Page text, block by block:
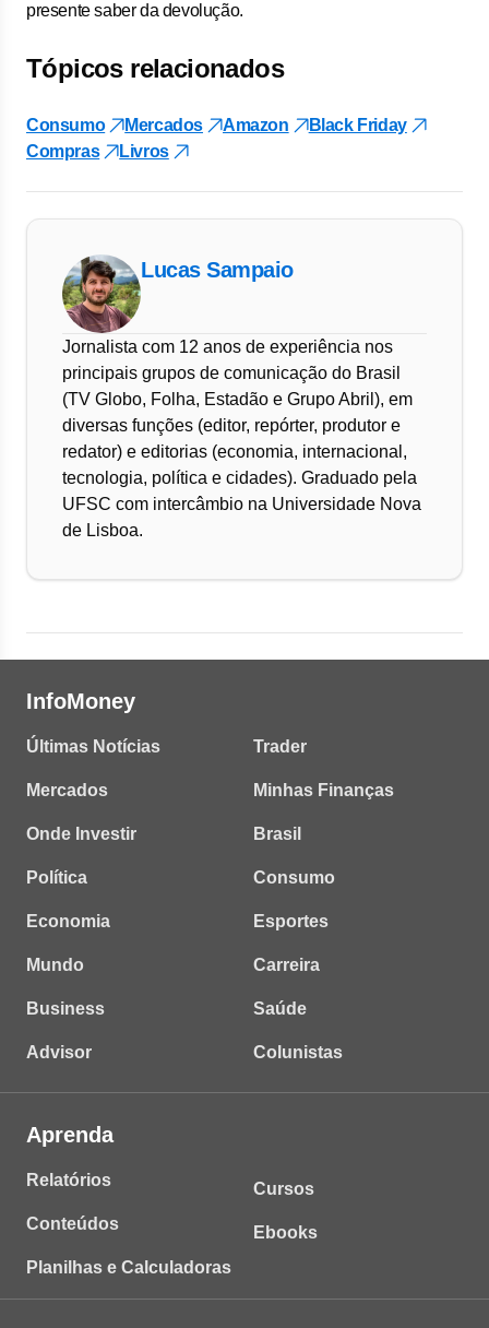
presente saber da devolução.
Tópicos relacionados
Consumo Mercados Amazon
Black Friday
Compras
Livros
Lucas Sampaio
Jornalista com 12 anos de experiência nos
principais grupos de comunicação do Brasil
(TV Globo, Folha, Estadão e Grupo Abril), em
diversas funções (editor, repórter, produtor e
redator) e editorias (economia, internacional,
tecnologia, política e cidades). Graduado pela
UFSC com intercâmbio na Universidade Nova
de Lisboa.
InfoMoney
Últimas Notícias
Mercados
Onde Investir
Política
Economia
Mundo
Business
Advisor
Trader
Minhas Finanças
Brasil
Consumo
Esportes
Carreira
Saúde
Colunistas
Aprenda
Relatórios
Conteúdos
Planilhas e Calculadoras
Cursos
Ebooks